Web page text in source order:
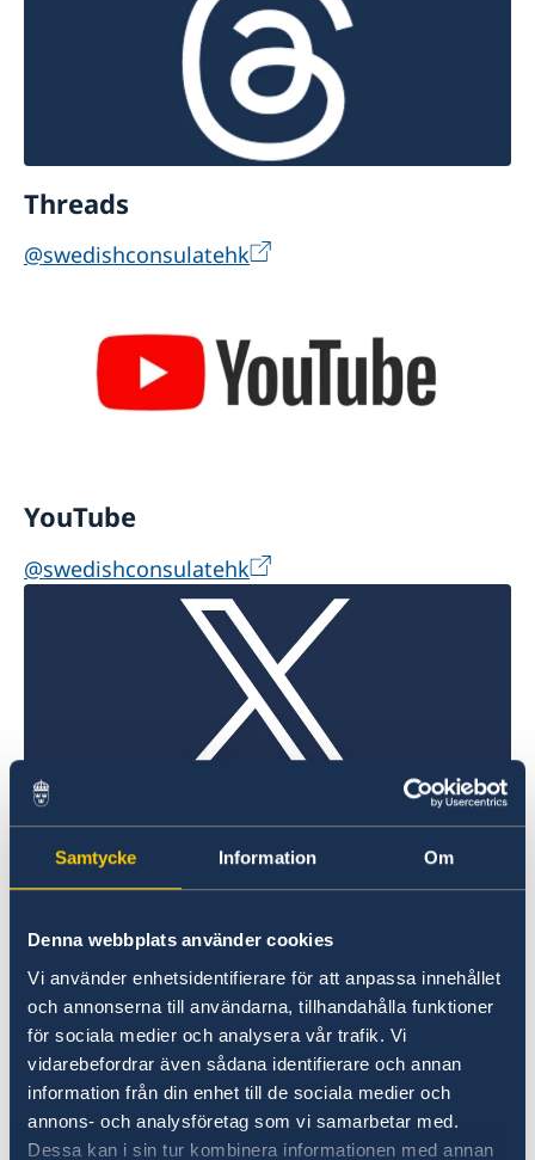
Samtycke Information Om
Denna webbplats använder cookies
Vi använder enhetsidentifierare för att anpassa innehållet
och annonserna till användarna, tillhandahålla funktioner
för sociala medier och analysera vår trafik. Vi
vidarebefordrar även sådana identifierare och annan
information från din enhet till de sociala medier och
annons- och analysföretag som vi samarbetar med.
Dessa kan i sin tur kombinera informationen med annan
Threads
@swedishconsulatehk
YouTube
@swedishconsulatehk
X
@swedeninhkandmo
¿QUIERE SABER MÁS SOBRE
SUECIA?